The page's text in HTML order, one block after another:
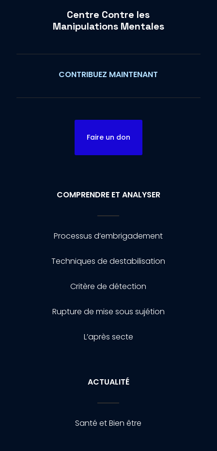
Centre Contre les
Manipulations Mentales
CONTRIBUEZ MAINTENANT
Faire un don
COMPRENDRE ET ANALYSER
Processus d’embrigadement
Techniques de destabilisation
Critère de détection
Rupture de mise sous sujétion
L’après secte
ACTUALITÉ
Santé et Bien être